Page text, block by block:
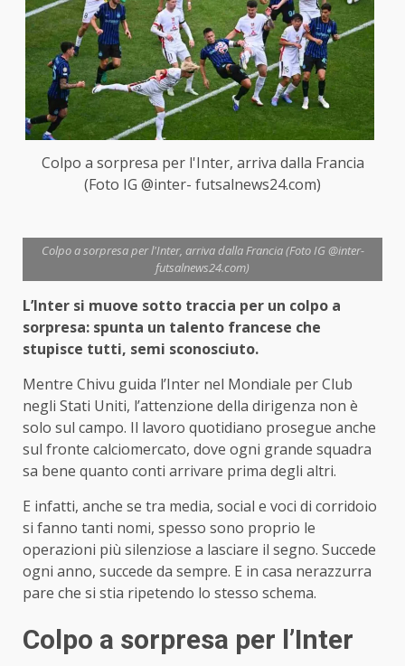
Colpo a sorpresa per l'Inter, arriva dalla Francia
(Foto IG @inter- futsalnews24.com)
Colpo a sorpresa per l'Inter, arriva dalla Francia (Foto IG @inter-
futsalnews24.com)
L’Inter si muove sotto traccia per un colpo a
sorpresa: spunta un talento francese che
stupisce tutti, semi sconosciuto.
Mentre Chivu guida l’Inter nel Mondiale per Club
negli Stati Uniti, l’attenzione della dirigenza non è
solo sul campo. Il lavoro quotidiano prosegue anche
sul fronte calciomercato, dove ogni grande squadra
sa bene quanto conti arrivare prima degli altri.
E infatti, anche se tra media, social e voci di corridoio
si fanno tanti nomi, spesso sono proprio le
operazioni più silenziose a lasciare il segno. Succede
ogni anno, succede da sempre. E in casa nerazzurra
pare che si stia ripetendo lo stesso schema.
Colpo a sorpresa per l’Inter